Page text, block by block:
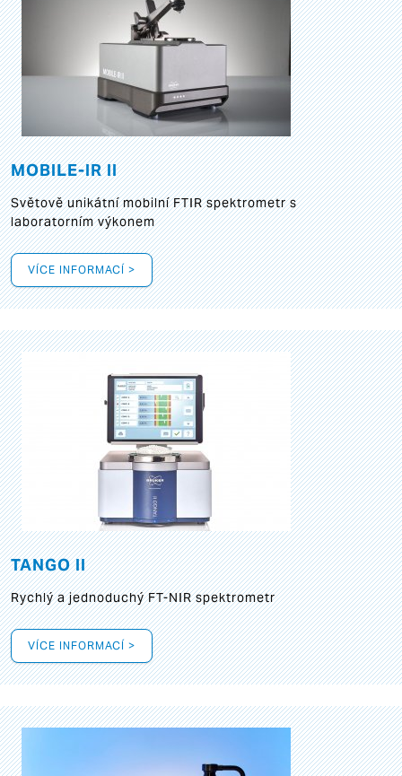
MOBILE-IR II
Světově unikátní mobilní FTIR spektrometr s
laboratorním výkonem
VÍCE INFORMACÍ >
TANGO II
Rychlý a jednoduchý FT-NIR spektrometr
VÍCE INFORMACÍ >